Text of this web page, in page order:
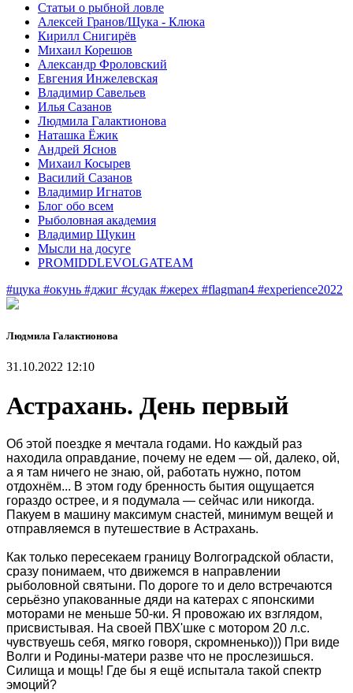
Статьи о рыбной ловле
Алексей Гранов/Щука - Клюка
Кирилл Снигирёв
Михаил Корешов
Александр Фроловский
Евгения Инжелевская
Владимир Савельев
Илья Сазанов
Людмила Галактионова
Наташка Ёжик
Андрей Яснов
Михаил Косырев
Василий Сазанов
Владимир Игнатов
Блог обо всем
Рыболовная академия
Владимир Щукин
Мысли на досуге
PROMIDDLEVOLGATEAM
#щука #окунь #джиг #судак #жерех #flagman4 #experience2022
Людмила Галактионова
31.10.2022 12:10
Астрахань. День первый
Об этой поездке я мечтала годами. Но каждый раз
находила оправдание, почему не едем — ой, далеко, ой,
а я там ничего не знаю, ой, работать нужно, потом
отдохнём... В этом году бренность бытия ощущается
гораздо острее, и я подумала — сейчас или никогда.
Пакуем в машину максимум снастей, минимум вещей и
отправляемся в путешествие в Астрахань.
Как только пересекаем границу Волгоградской области,
сразу понимаем, что движемся в направлении
рыболовной святыни. По дороге то и дело встречаются
серьёзно упакованные дяди на катерах с японскими
моторами не меньше 50-ки. Я провожаю их взглядом,
присвистывая. На своей ПВХ'шке с мотором 20 л.с.
чувствуешь себя, мягко говоря, скромненько))) При виде
Волги и Родины-матери разве что не прослезишься.
Силища и мощь! Где бы я ещё испытала такой спектр
эмоций?